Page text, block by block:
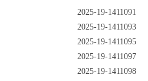
2025-19-1411091
2025-19-1411093
2025-19-1411095
2025-19-1411097
2025-19-1411098